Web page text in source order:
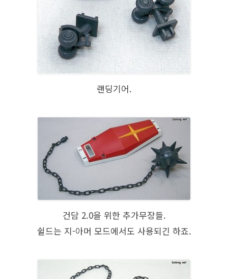
랜딩기어.
건담 2.0을 위한 추가무장들.
쉴드는 지-아머 모드에서도 사용되긴 하죠.